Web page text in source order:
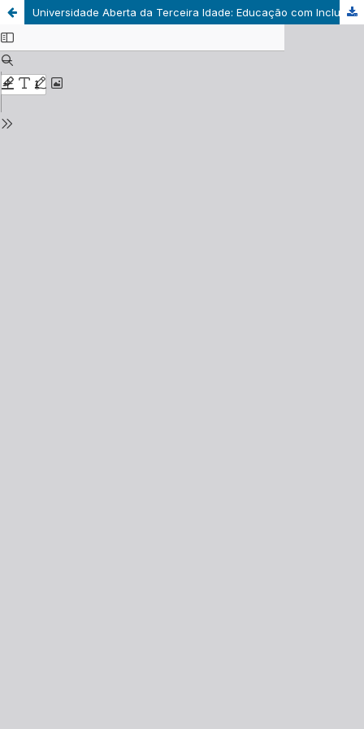
Universidade Aberta da Terceira Idade: Educação com Inclusão no Ensino de Línguas Estrangeiras